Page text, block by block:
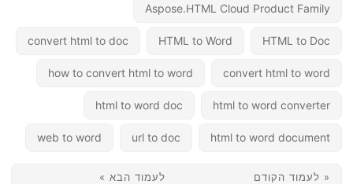
Aspose.HTML Cloud Product Family
HTML to Doc
HTML to Word
convert html to doc
convert html to word
how to convert html to word
html to word converter
html to word doc
html to word document
url to doc
web to word
« לעמוד הקודם לעמוד הבא »